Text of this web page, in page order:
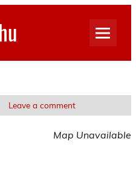
Leave a comment
Map Unavailable